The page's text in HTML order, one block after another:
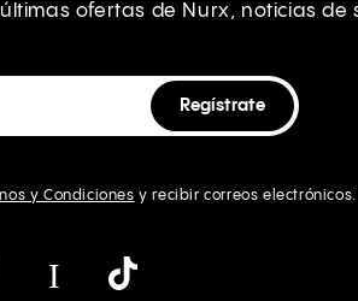
ofertas de Nurx, noticias
y Condiciones y recibir correos electrónicos.
Instagram